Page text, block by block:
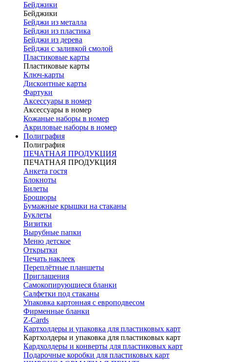
Бейджики
Бейджики
Бейджи из металла
Бейджи из пластика
Бейджи из дерева
Бейджи с заливкой смолой
Пластиковые карты
Пластиковые карты
Ключ-карты
Дисконтные карты
Фартуки
Аксессуары в номер
Аксессуары в номер
Кожаные наборы в номер
Акриловые наборы в номер
Полиграфия
Полиграфия
ПЕЧАТНАЯ ПРОДУКЦИЯ
ПЕЧАТНАЯ ПРОДУКЦИЯ
Анкета гостя
Блокноты
Билеты
Брошюры
Бумажные крышки на стаканы
Буклеты
Визитки
Вырубные папки
Меню детское
Открытки
Печать наклеек
Переплётные планшеты
Приглашения
Самокопирующиеся бланки
Салфетки под стаканы
Упаковка картонная с европодвесом
Фирменные бланки
Z-Cards
Картхолдеры и упаковка для пластиковых карт
Картхолдеры и упаковка для пластиковых карт
Кардхолдеры и конверты для пластиковых карт
Подарочные коробки для пластиковых карт